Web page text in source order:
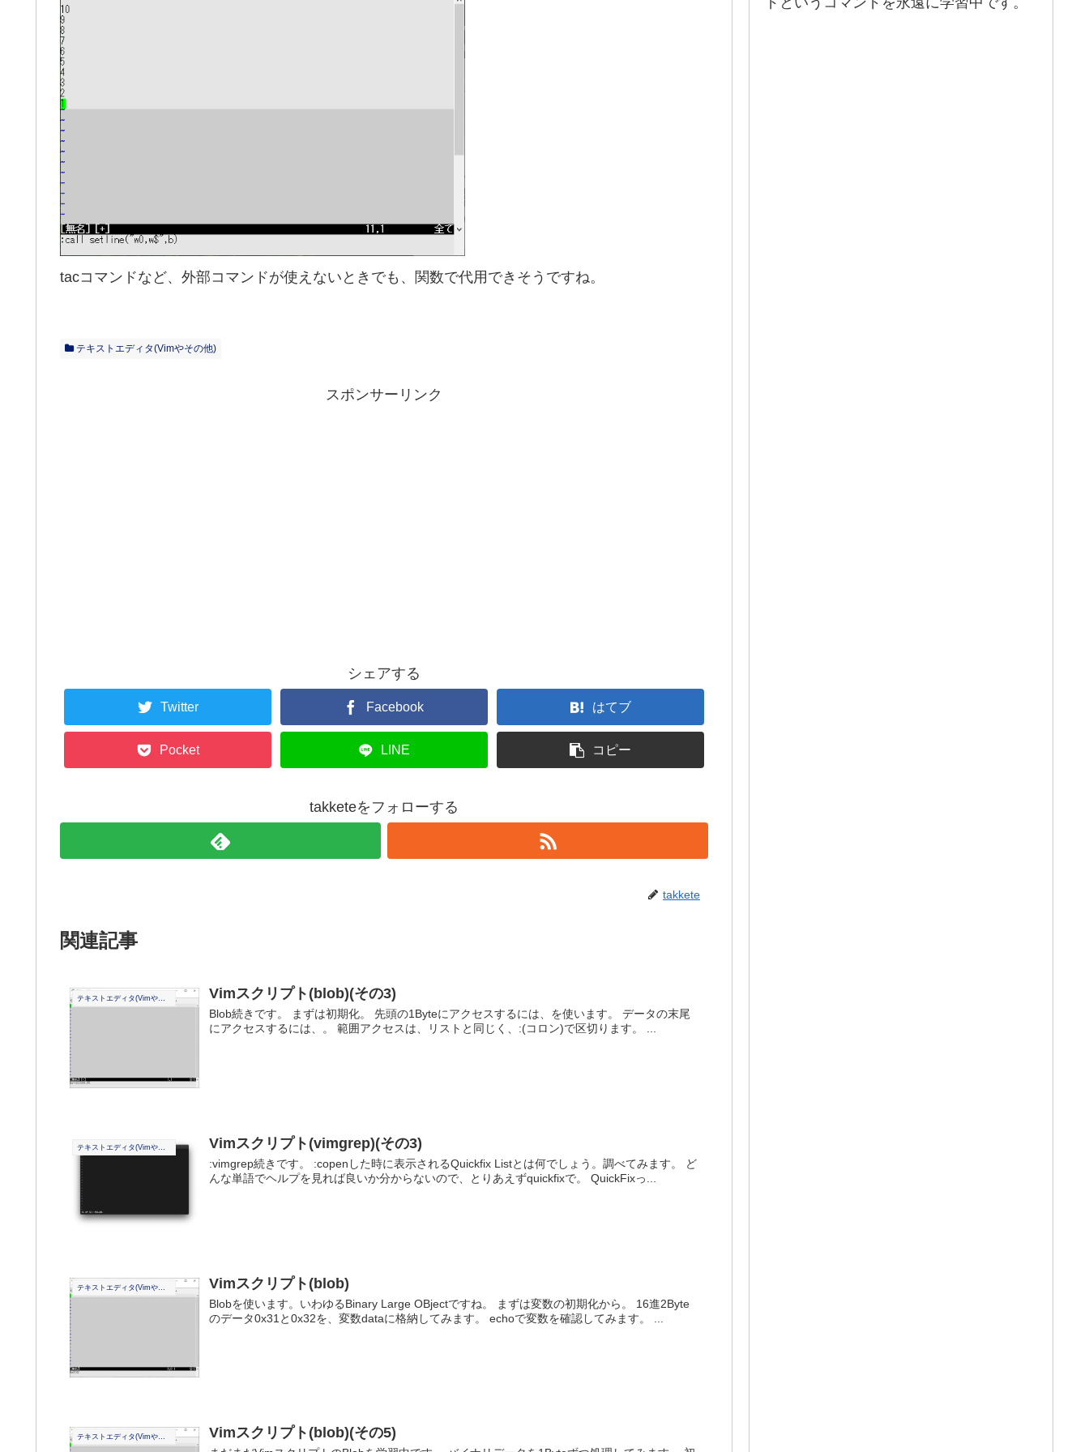
tacコマンドなど、外部コマンドが使えないときでも、関数で代用できそうですね。
テキストエディタ(Vimやその他)
スポンサーリンク
シェアする
Twitter Facebook はてブ
Pocket LINE コピー
takketeをフォローする
takkete
関連記事
テキストエディタ(Vimやその他) Vimスクリプト(blob)(その3)
Blob続きです。 まずは初期化。 先頭の1Byteにアクセスするには、を使います。 データの末尾
にアクセスするには、。 範囲アクセスは、リストと同じく、:(コロン)で区切ります。 ...
テキストエディタ(Vimやその他) Vimスクリプト(vimgrep)(その3)
:vimgrep続きです。 :copenした時に表示されるQuickfix Listとは何でしょう。調べてみます。 ど
んな単語でヘルプを見れば良いか分からないので、とりあえずquickfixで。 QuickFixっ...
テキストエディタ(Vimやその他) Vimスクリプト(blob)
Blobを使います。いわゆるBinary Large OBjectですね。 まずは変数の初期化から。 16進2Byte
のデータ0x31と0x32を、変数dataに格納してみます。 echoで変数を確認してみます。 ...
テキストエディタ(Vimやその他) Vimスクリプト(blob)(その5)